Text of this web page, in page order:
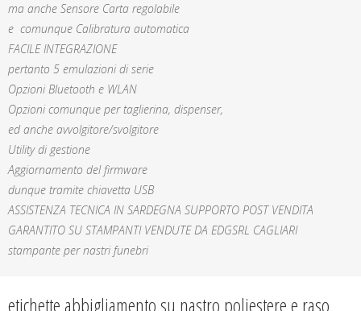
ma anche Sensore Carta regolabile
e comunque Calibratura automatica
FACILE INTEGRAZIONE
pertanto 5 emulazioni di serie
Opzioni Bluetooth e WLAN
Opzioni comunque per taglierina, dispenser,
ed anche avvolgitore/svolgitore
Utility di gestione
Aggiornamento del firmware
dunque tramite chiavetta USB
ASSISTENZA TECNICA IN SARDEGNA SUPPORTO POST VENDITA
GARANTITO SU STAMPANTI VENDUTE DA EDGSRL CAGLIARI
stampante per nastri funebri
etichette abbigliamento su nastro poliestere e raso